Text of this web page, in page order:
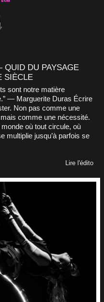
DU PAYSAGE
SIÈCLE
sont notre matière
— Marguerite Duras Écrire
Non pas comme une
comme une nécessité.
où tout circule, où
multiplie jusqu’à parfois se
Lire l'édito